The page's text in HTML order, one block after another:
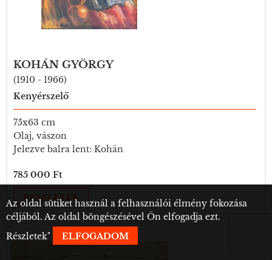
KOHÁN GYÖRGY
(1910 - 1966)
Kenyérszelő
75x63 cm
Olaj, vászon
Jelezve balra lent: Kohán
785 000 Ft
RÉSZLETEK
Az oldal sütiket használ a felhasználói élmény fokozása
céljából. Az oldal böngészésével Ön elfogadja ezt.
Részletek" ELFOGADOM